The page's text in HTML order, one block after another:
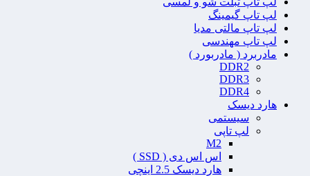
لپ تاپ گیمینگ
لپ تاپ مالتی مدیا
لپ تاپ مهندسی
مادربرد ( مادربورد )
DDR2
DDR3
DDR4
هارد دیسک
سیستمی
لپ تاپی
M2
اس اس دی ( SSD )
هارد دیسک 2.5 اینچی